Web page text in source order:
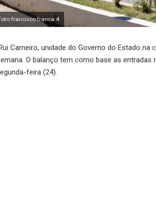
francisco franca 4
Carneiro, unidade do Governo do Estado na
O balanço tem como base as entradas
feira (24).